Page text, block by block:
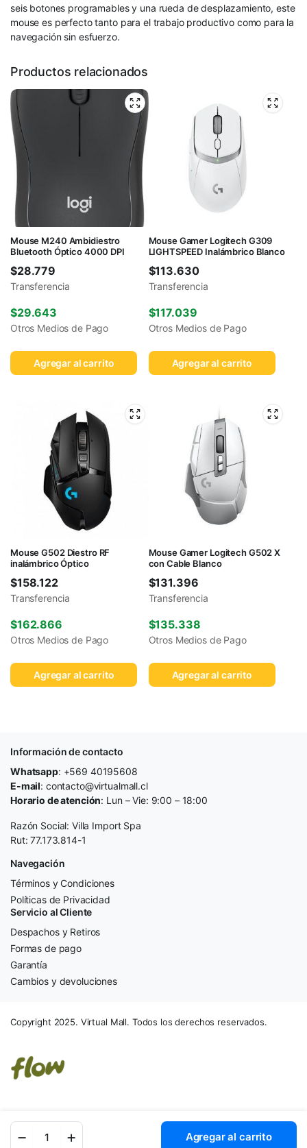
Logitech
Agregar al carrito
seis botones programables y una rueda de desplazamiento, este
mouse es perfecto tanto para el trabajo productivo como para la
navegación sin esfuerzo.
Productos relacionados
Mouse M240 Ambidiestro
Bluetooth Óptico 4000 DPI
$28.779
Transferencia
$29.643
Otros Medios de Pago
Agregar al carrito
Mouse Gamer Logitech G309
LIGHTSPEED Inalámbrico Blanco
$113.630
Transferencia
$117.039
Otros Medios de Pago
Agregar al carrito
Mouse G502 Diestro RF
inalámbrico Óptico
$158.122
Transferencia
$162.866
Otros Medios de Pago
Agregar al carrito
Mouse Gamer Logitech G502 X
con Cable Blanco
$131.396
Transferencia
$135.338
Otros Medios de Pago
Agregar al carrito
Información de contacto
Whatsapp: +569 40195608
E-mail: contacto@virtualmall.cl
Horario de atención: Lun – Vie: 9:00 – 18:00
Razón Social: Villa Import Spa
Rut: 77.173.814-1
Navegación
Términos y Condiciones
Políticas de Privacidad
Servicio al Cliente
Despachos y Retiros
Formas de pago
Garantía
Cambios y devoluciones
Copyright 2025. Virtual Mall. Todos los derechos reservados.